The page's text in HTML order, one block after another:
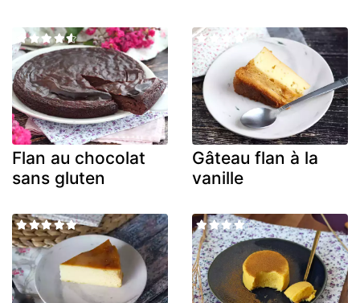
Flan au chocolat
sans gluten
Gâteau flan à la
vanille